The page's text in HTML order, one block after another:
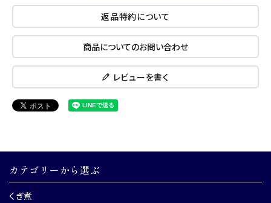
返品特約について
商品についてのお問い合わせ
レビューを書く
カテゴリーから選ぶ
くぎ煮